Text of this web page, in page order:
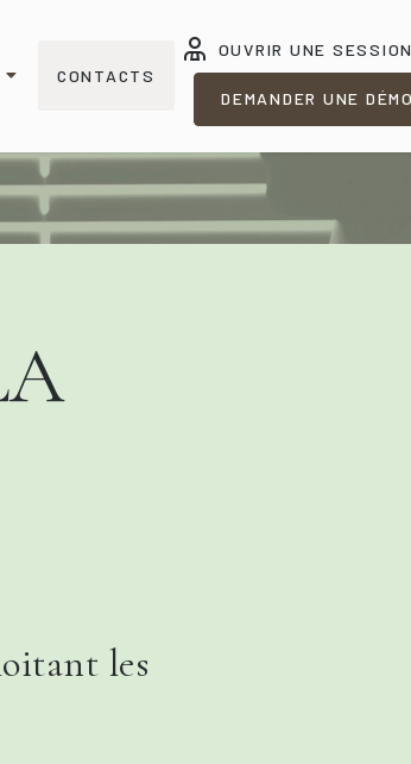
CONTACTS
OUVRIR UNE SESSION
DEMANDER UNE DÉMO
les